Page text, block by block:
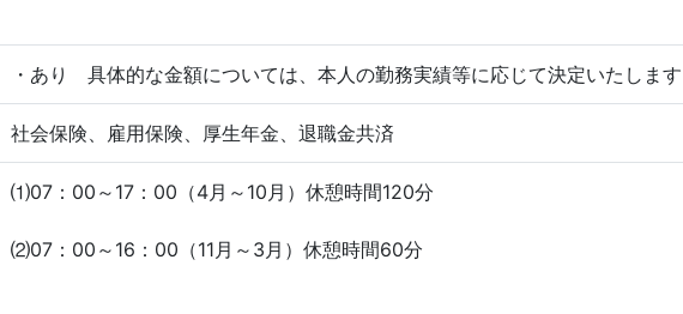
・あり 具体的な金額については、本人の勤務実績等に応じて決定いたしま
社会保険、雇用保険、厚生年金、退職金共済
⑴07：00～17：00（4月～10月）休憩時間120分
⑵07：00～16：00（11月～3月）休憩時間60分